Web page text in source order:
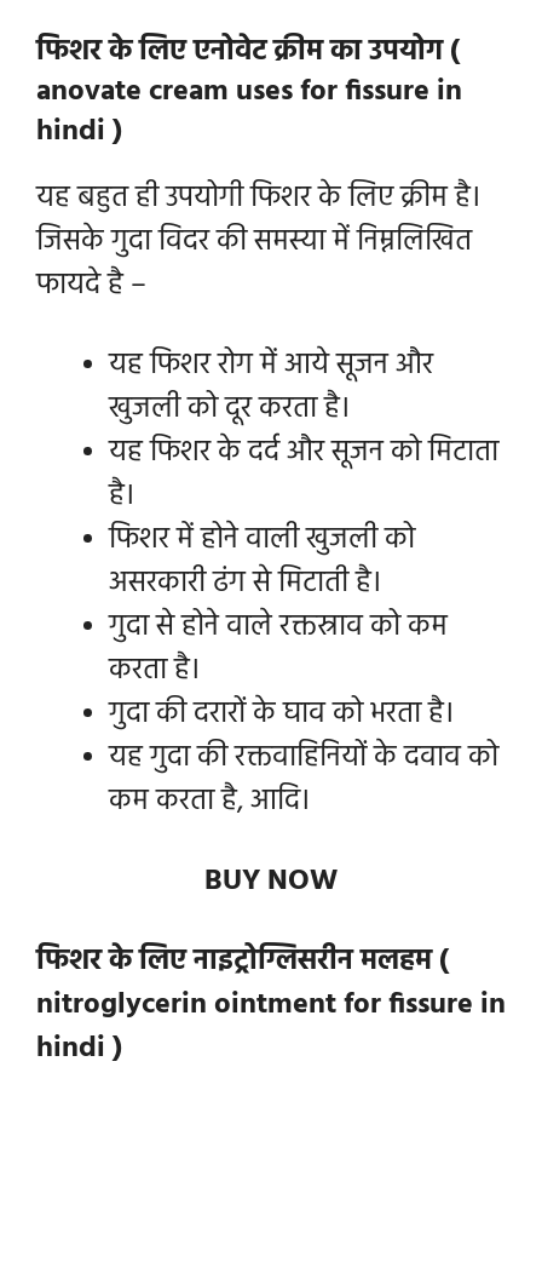
फिशर के लिए एनोवेट क्रीम का उपयोग (
anovate cream uses for fissure in
hindi )
यह बहुत ही उपयोगी फिशर के लिए क्रीम है।
जिसके गुदा विदर की समस्या में निम्नलिखित
फायदे है –
यह फिशर रोग में आये सूजन और
खुजली को दूर करता है।
यह फिशर के दर्द और सूजन को मिटाता
है।
फिशर में होने वाली खुजली को
असरकारी ढंग से मिटाती है।
गुदा से होने वाले रक्तस्राव को कम
करता है।
गुदा की दरारों के घाव को भरता है।
यह गुदा की रक्तवाहिनियों के दवाव को
कम करता है, आदि।
BUY NOW
फिशर के लिए नाइट्रोग्लिसरीन मलहम (
nitroglycerin ointment for fissure in
hindi )